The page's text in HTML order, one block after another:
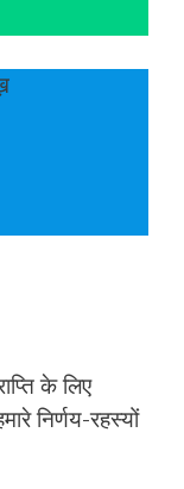
के लिए
निर्णय-रहस्यों